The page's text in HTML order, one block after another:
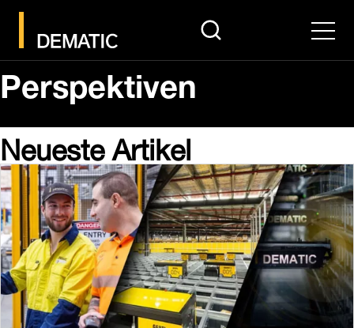
search Menu
Perspektiven
Neueste Artikel